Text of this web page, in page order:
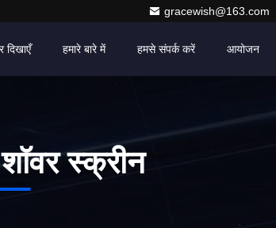
gracewish@163.com
दिखाएँ हमारे बारे में हमसे संपर्क करें आयोजन
स्क्रीन